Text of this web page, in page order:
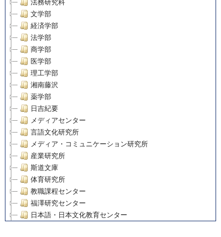
法務研究科
文学部
経済学部
法学部
商学部
医学部
理工学部
湘南藤沢
薬学部
日吉紀要
メディアセンター
言語文化研究所
メディア・コミュニケーション研究所
産業研究所
斯道文庫
体育研究所
教職課程センター
福澤研究センター
日本語・日本文化教育センター